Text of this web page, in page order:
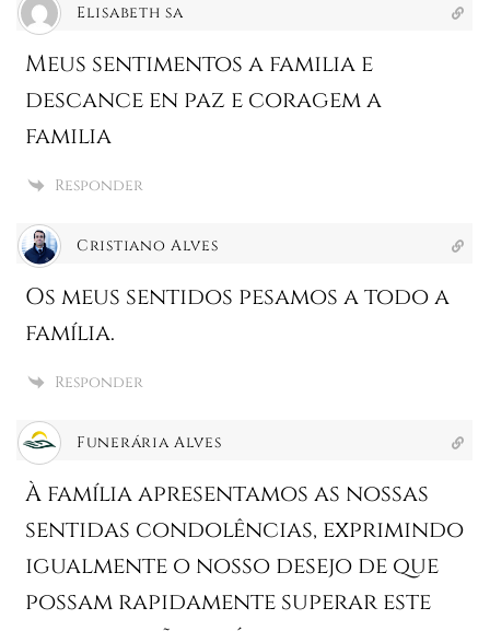
Elisabeth sa
Meus sentimentos a familia e
descance en paz e coragem a
familia
Responder
Cristiano Alves
Os meus sentidos pesamos a todo a
família.
Responder
Funerária Alves
À família apresentamos as nossas
sentidas condolências, exprimindo
igualmente o nosso desejo de que
possam rapidamente superar este